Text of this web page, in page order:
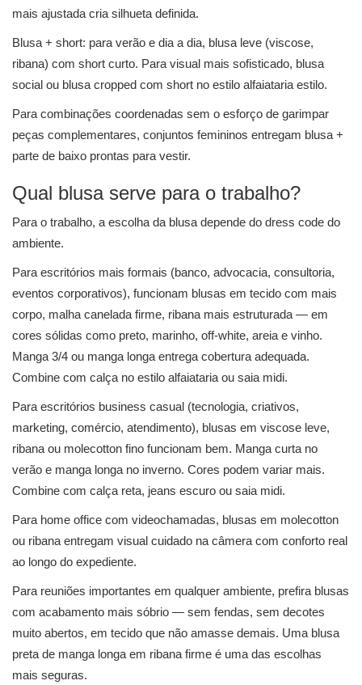
mais ajustada cria silhueta definida.
Blusa + short: para verão e dia a dia, blusa leve (viscose,
ribana) com short curto. Para visual mais sofisticado, blusa
social ou blusa cropped com short no estilo alfaiataria estilo.
Para combinações coordenadas sem o esforço de garimpar
peças complementares, conjuntos femininos entregam blusa +
parte de baixo prontas para vestir.
Qual blusa serve para o trabalho?
Para o trabalho, a escolha da blusa depende do dress code do
ambiente.
Para escritórios mais formais (banco, advocacia, consultoria,
eventos corporativos), funcionam blusas em tecido com mais
corpo, malha canelada firme, ribana mais estruturada — em
cores sólidas como preto, marinho, off-white, areia e vinho.
Manga 3/4 ou manga longa entrega cobertura adequada.
Combine com calça no estilo alfaiataria ou saia midi.
Para escritórios business casual (tecnologia, criativos,
marketing, comércio, atendimento), blusas em viscose leve,
ribana ou molecotton fino funcionam bem. Manga curta no
verão e manga longa no inverno. Cores podem variar mais.
Combine com calça reta, jeans escuro ou saia midi.
Para home office com videochamadas, blusas em molecotton
ou ribana entregam visual cuidado na câmera com conforto real
ao longo do expediente.
Para reuniões importantes em qualquer ambiente, prefira blusas
com acabamento mais sóbrio — sem fendas, sem decotes
muito abertos, em tecido que não amasse demais. Uma blusa
preta de manga longa em ribana firme é uma das escolhas
mais seguras.